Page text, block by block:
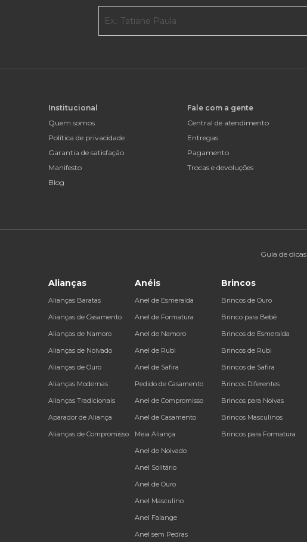
Institucional
Quem somos
Política de privacidade
Garantia de satisfação
Manifesto
Blog
Fale com a gente
Central de atendimento
Entregas
Pagamento
Trocas e devoluções
Guia de dicas
Alianças
Alianças Baratas
Alianças de Casamento
Alianças de Namoro
Alianças de Noivado
Alianças de Ouro
Alianças Modernas
Alianças Tradicionais
Aparador de Aliança
Alianças de Compromisso
Anéis
Anel de Esmeralda
Anel de Formatura
Anel de Namoro
Anel de Rubi
Anel de Safira
Pedido de Casamento
Anel de Compromisso
Anel de Casamento
Meia Aliança
Anel de Noivado
Anel Solitário
Anel de Ouro
Anel Masculino
Anel Falange
Anel sem Pedras
Brincos
Brincos de Ouro
Brinco para Bebê
Brincos de Esmeralda
Brincos de Rubi
Brincos de Safira
Brincos Diferentes
Brincos para Noivas
Brincos Masculinos
Brincos para Formatura